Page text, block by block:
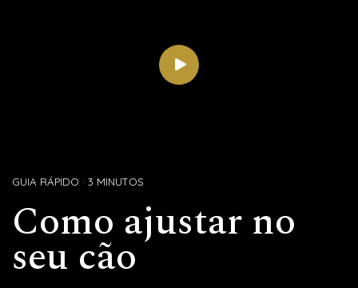
GUIA RÁPIDO · 3 MINUTOS
Como ajustar no
seu cão